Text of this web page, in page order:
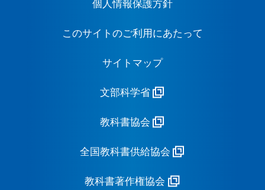
個人情報保護方針
このサイトのご利用にあたって
サイトマップ
文部科学省
教科書協会
全国教科書供給協会
教科書著作権協会